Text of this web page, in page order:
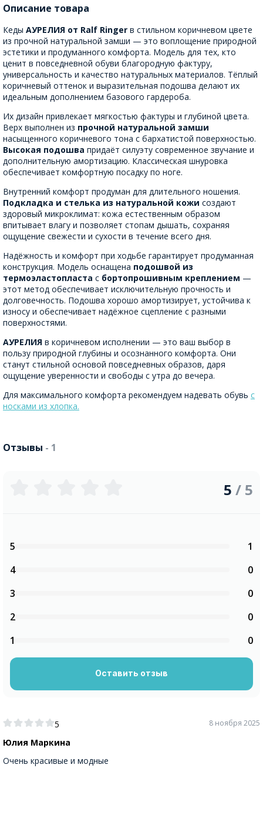
Описание товара
Кеды АУРЕЛИЯ от Ralf Ringer в стильном коричневом цвете
из прочной натуральной замши — это воплощение природной
эстетики и продуманного комфорта. Модель для тех, кто
ценит в повседневной обуви благородную фактуру,
универсальность и качество натуральных материалов. Тёплый
коричневый оттенок и выразительная подошва делают их
идеальным дополнением базового гардероба.
Их дизайн привлекает мягкостью фактуры и глубиной цвета.
Верх выполнен из прочной натуральной замши
насыщенного коричневого тона с бархатистой поверхностью.
Высокая подошва придаёт силуэту современное звучание и
дополнительную амортизацию. Классическая шнуровка
обеспечивает комфортную посадку по ноге.
Внутренний комфорт продуман для длительного ношения.
Подкладка и стелька из натуральной кожи создают
здоровый микроклимат: кожа естественным образом
впитывает влагу и позволяет стопам дышать, сохраняя
ощущение свежести и сухости в течение всего дня.
Надёжность и комфорт при ходьбе гарантирует продуманная
конструкция. Модель оснащена подошвой из
термоэластопласта с бортопрошивным креплением —
этот метод обеспечивает исключительную прочность и
долговечность. Подошва хорошо амортизирует, устойчива к
износу и обеспечивает надёжное сцепление с разными
поверхностями.
АУРЕЛИЯ в коричневом исполнении — это ваш выбор в
пользу природной глубины и осознанного комфорта. Они
станут стильной основой повседневных образов, даря
ощущение уверенности и свободы с утра до вечера.
Для максимального комфорта рекомендуем надевать обувь с
носками из хлопка.
Отзывы - 1
5
Юлия Маркина
8 ноября 2025
Очень красивые и модные
5 / 5
5
1
4
0
3
0
2
0
1
0
Оставить отзыв